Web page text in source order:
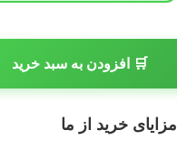
🛒 افزودن به سبد خرید
مزایای خرید از ما